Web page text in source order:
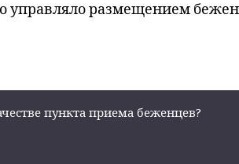
управляло размещением
пункта приема беженцев?